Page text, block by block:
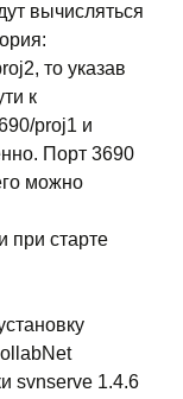
вычисляться
то указав
к
proj1 и
Порт 3690
можно
при старте
svnserve 1.4.6